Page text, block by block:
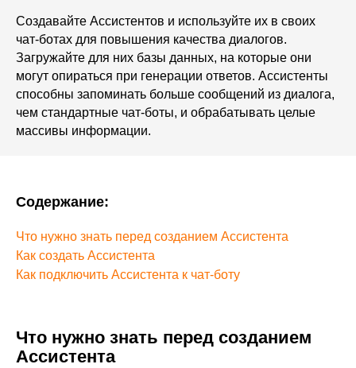
Создавайте Ассистентов и используйте их в своих
чат-ботах для повышения качества диалогов.
Загружайте для них базы данных, на которые они
могут опираться при генерации ответов. Ассистенты
способны запоминать больше сообщений из диалога,
чем стандартные чат-боты, и обрабатывать целые
массивы информации.
Содержание:
Что нужно знать перед созданием Ассистента
Как создать Ассистента
Как подключить Ассистента к чат-боту
Что нужно знать перед созданием
Ассистента